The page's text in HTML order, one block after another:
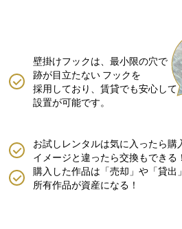
壁掛けフックは、最小限の穴で
跡が目立たない フックを
採用しており、賃貸でも安心して
設置が可能です。
購入した作品は「売却」や「貸出
所有作品が資産になる！
お試しレンタルは気に入ったら購
イメージと違ったら交換もできる！